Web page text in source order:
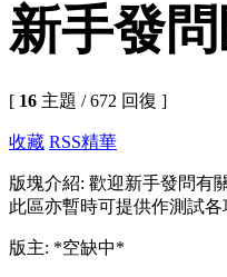
新手發
[ 16 主題 / 672 回復 ]
收藏 RSS精華
版塊介紹: 歡迎新手發問有
此區亦暫時可提供作測試各
版主: *空缺中*